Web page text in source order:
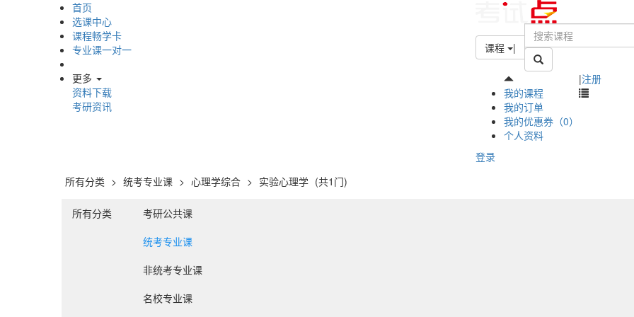
首页
选课中心
课程畅学卡
专业课一对一
更多
资料下载
考研资讯
课程 |
我的课程
我的订单
我的优惠券（0）
个人资料
登录
|注册
所有分类 > 统考专业课 > 心理学综合 > 实验心理学 (共1门)
所有分类
考研公共课
统考专业课
非统考专业课
名校专业课